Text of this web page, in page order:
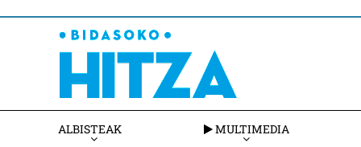
ALBISTEAK MULTIMEDIA